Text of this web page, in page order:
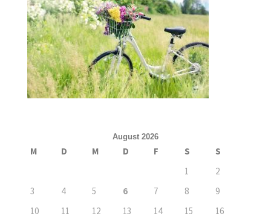
August 2026
M D M D F S
S
1
2
3
4 5 6 7 8
9
10
11 12 13 14 15
16